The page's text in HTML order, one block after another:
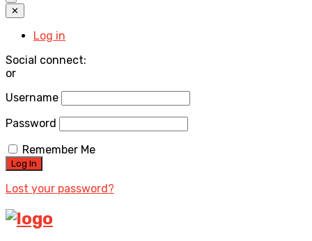
✕
Log in
Social connect:
or
Username
Password
Remember Me
Lost your password?